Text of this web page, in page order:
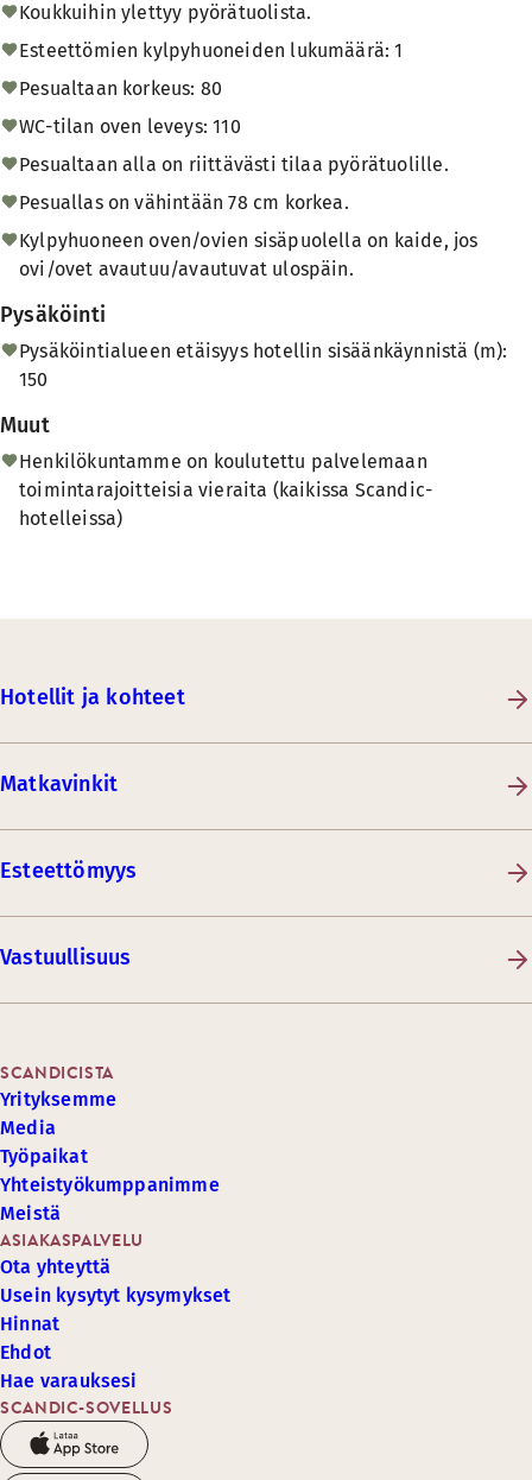
Koukkuihin ylettyy pyörätuolista.
Esteettömien kylpyhuoneiden lukumäärä: 1
Pesualtaan korkeus: 80
WC-tilan oven leveys: 110
Pesualtaan alla on riittävästi tilaa pyörätuolille.
Pesuallas on vähintään 78 cm korkea.
Kylpyhuoneen oven/ovien sisäpuolella on kaide, jos
ovi/ovet avautuu/avautuvat ulospäin.
Pysäköinti
Pysäköintialueen etäisyys hotellin sisäänkäynnistä (m):
150
Muut
Henkilökuntamme on koulutettu palvelemaan
toimintarajoitteisia vieraita (kaikissa Scandic-
hotelleissa)
Hotellit ja kohteet
Matkavinkit
Esteettömyys
Vastuullisuus
SCANDIC-SOVELLUS
ASIAKASPALVELU
Ota yhteyttä
Usein kysytyt kysymykset
Hinnat
Ehdot
Hae varauksesi
SCANDICISTA
Yrityksemme
Media
Työpaikat
Yhteistyökumppanimme
Meistä